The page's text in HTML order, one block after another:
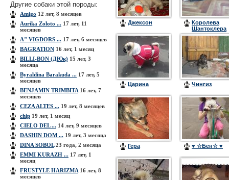
Другие собаки этой породы:
Amigo 12 лет, 8 месяцев
Aurika Zoloto ... 17 лет, 11
месяцев
A" VIGDORS ... 17 лет, 6 месяцев
BAGRATION 16 лет, 1 месяц
BILLI-BON (ДЮк) 15 лет, 3
месяца
Byraldina Barakuda ... 17 лет, 5
месяцев
BЕNJAMIN TRIMBITA 16 лет, 7
месяцев
CEZA ALTES ... 19 лет, 8 месяцев
chip 19 лет, 1 месяц
CIELO DEL ... 14 лет, 9 месяцев
DASHIN DOM ... 19 лет, 3 месяца
DINA SOBOL23 года, 2 месяца
EMMI KURAZH ... 17 лет, 1
месяц
FRUSTYLE HARIZMA 16 лет, 8
месяцев
Джексон
Королева
Шантоклера
(Кира)
Царина Чингиз
Гера ♥ ☆Бен☆ ♥